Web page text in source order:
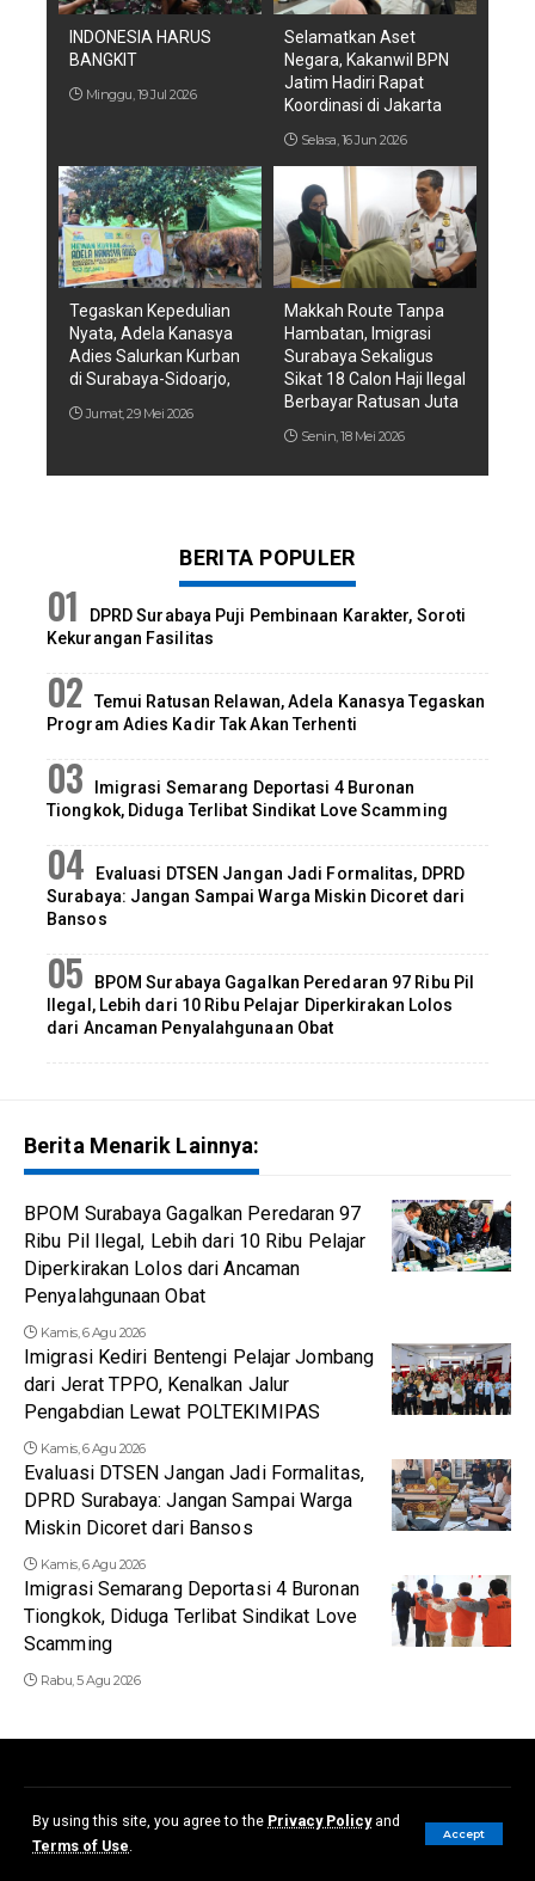
By using this site, you agree to the Privacy Policyand
Terms of Use.
Accept
INDONESIA HARUS
BANGKIT
Minggu, 19 Jul 2026
Selamatkan Aset
Negara, Kakanwil BPN
Jatim Hadiri Rapat
Koordinasi di Jakarta
Selasa, 16 Jun 2026
Tegaskan Kepedulian
Nyata, Adela Kanasya
Adies Salurkan Kurban
di Surabaya-Sidoarjo,
Jumat, 29 Mei 2026
Makkah Route Tanpa
Hambatan, Imigrasi
Surabaya Sekaligus
Sikat 18 Calon Haji Ilegal
Berbayar Ratusan Juta
Senin, 18 Mei 2026
BERITA POPULER
DPRD Surabaya Puji Pembinaan Karakter, Soroti
Kekurangan Fasilitas
Temui Ratusan Relawan, Adela Kanasya Tegaskan
Program Adies Kadir Tak Akan Terhenti
Imigrasi Semarang Deportasi 4 Buronan
Tiongkok, Diduga Terlibat Sindikat Love Scamming
Evaluasi DTSEN Jangan Jadi Formalitas, DPRD
Surabaya: Jangan Sampai Warga Miskin Dicoret dari
Bansos
BPOM Surabaya Gagalkan Peredaran 97 Ribu Pil
Ilegal, Lebih dari 10 Ribu Pelajar Diperkirakan Lolos
dari Ancaman Penyalahgunaan Obat
Berita Menarik Lainnya:
BPOM Surabaya Gagalkan Peredaran 97
Ribu Pil Ilegal, Lebih dari 10 Ribu Pelajar
Diperkirakan Lolos dari Ancaman
Penyalahgunaan Obat
Kamis, 6 Agu 2026
Imigrasi Kediri Bentengi Pelajar Jombang
dari Jerat TPPO, Kenalkan Jalur
Pengabdian Lewat POLTEKIMIPAS
Kamis, 6 Agu 2026
Evaluasi DTSEN Jangan Jadi Formalitas,
DPRD Surabaya: Jangan Sampai Warga
Miskin Dicoret dari Bansos
Kamis, 6 Agu 2026
Imigrasi Semarang Deportasi 4 Buronan
Tiongkok, Diduga Terlibat Sindikat Love
Scamming
Rabu, 5 Agu 2026
Redaksi Disclaimer Kerjasama dan Iklan Pedoman Media Siber